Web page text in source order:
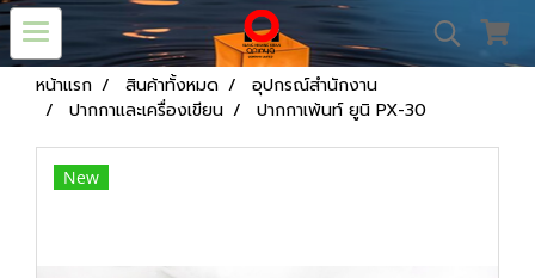
หน้าแรก สินค้าทั้งหมด
อุปกรณ์สำนักงาน
ปากกาและเครื่องเขียน
ปากกาเพ้นท์ ยูนิ PX-30
New